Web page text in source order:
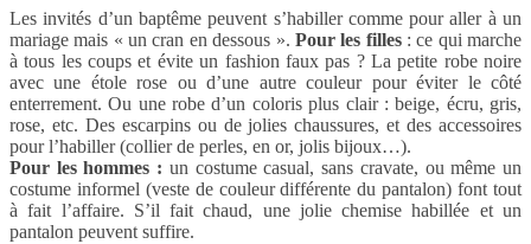
Les invités d’un baptême peuvent s’habiller comme pour aller à un
mariage mais « un cran en dessous ». Pour les filles: ce qui marche
à tous les coups et évite un fashion faux pas ? La petite robe noire
avec une étole rose ou d’une autre couleur pour éviter le côté
enterrement. Ou une robe d’un coloris plus clair : beige, écru, gris,
rose, etc. Des escarpins ou de jolies chaussures, et des accessoires
pour l’habiller (collier de perles, en or, jolis bijoux…).
Pour les hommes : un costume casual, sans cravate, ou même un
costume informel (veste de couleur différente du pantalon) font tout
à fait l’affaire. S’il fait chaud, une jolie chemise habillée et un
pantalon peuvent suffire.